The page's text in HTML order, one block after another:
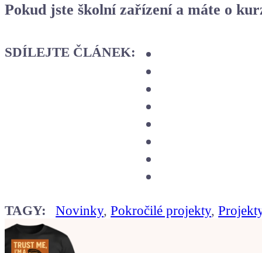
Pokud jste školní zařízení a máte o
SDÍLEJTE ČLÁNEK:
TAGY: Novinky,Pokročilé projekty,